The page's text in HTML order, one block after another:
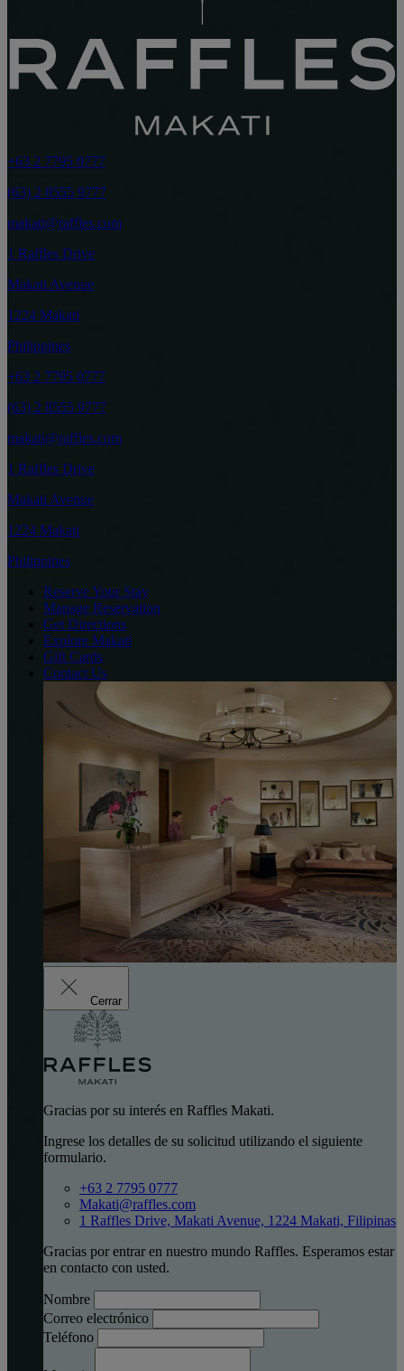
+63 2 7795 0777
(63) 2 8555 9777
makati@raffles.com
1 Raffles Drive
Makati Avenue
1224 Makati
Philippines
+63 2 7795 0777
(63) 2 8555 9777
makati@raffles.com
1 Raffles Drive
Makati Avenue
1224 Makati
Philippines
Reserve Your Stay
Manage Reservation
Get Directions
Explore Makati
Gift Cards
Contact Us
Cerrar
Gracias por su interés en Raffles Makati.
Ingrese los detalles de su solicitud utilizando el siguiente
formulario.
+63 2 7795 0777
Makati@raffles.com
1 Raffles Drive, Makati Avenue, 1224 Makati, Filipinas
Gracias por entrar en nuestro mundo Raffles. Esperamos estar
en contacto con usted.
Nombre
Correo electrónico
Teléfono